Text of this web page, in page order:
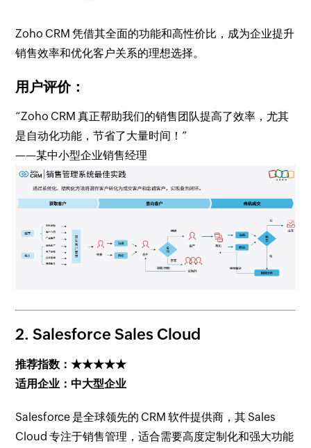
Zoho CRM 凭借其全面的功能和高性价比，成为企业提升
销售效率和优化客户关系的理想选择。
用户评价：
“Zoho CRM 真正帮助我们的销售团队提高了效率，尤其
是自动化功能，节省了大量时间！”
——某中小型企业销售经理
2.Salesforce Sales Cloud
推荐指数：★★★★★
适用企业：中大型企业
Salesforce 是全球领先的 CRM 软件提供商，其 Sales
Cloud 专注于销售管理，适合需要高度定制化和强大功能